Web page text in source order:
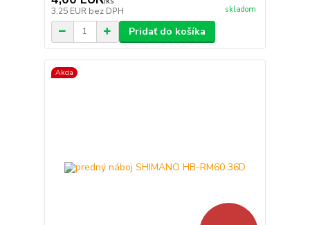
3,25 EUR bez DPH skladom
Pridať do košíka
Akcia